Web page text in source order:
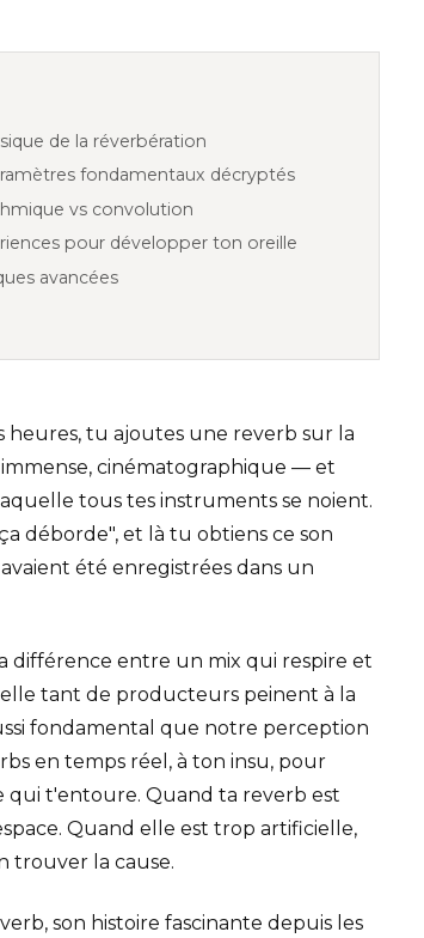
de la réverbération
fondamentaux décryptés
vs convolution
pour développer ton oreille
avancées
heures, tu ajoutes une reverb sur la
cinématographique — et
tous tes instruments se noient.
déborde", et là tu obtiens ce son
été enregistrées dans un
différence entre un mix qui respire et
tant de producteurs peinent à la
fondamental que notre perception
en temps réel, à ton insu, pour
t'entoure. Quand ta reverb est
Quand elle est trop artificielle,
trouver la cause.
son histoire fascinante depuis les